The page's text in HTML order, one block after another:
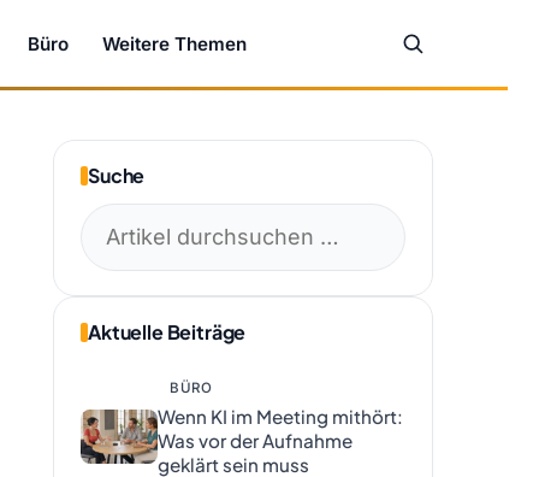
Büro Weitere Themen
Suche
Aktuelle Beiträge
BÜRO
Wenn KI im Meeting mithört:
Was vor der Aufnahme
geklärt sein muss